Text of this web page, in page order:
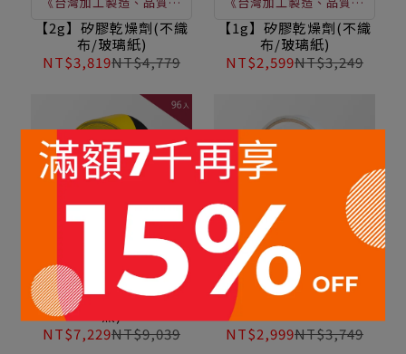
定》如須購買，請直接洽
詢客服
【2g】矽膠乾燥劑(不織
布/玻璃紙)
NT$3,819NT$4,779
定》防潮及吸濕效果，避
免多餘的水分造成不良品
發生 / 保護產品延長使用
吸收食品中濕氣 / 延長食
品保存期限
【1g】矽膠乾燥劑(不織
布/玻璃紙)
NT$2,599NT$3,249
地板警示、地面標誌、危
險警示/包裝封箱/工作場
所區分、地面及走道標示/
防撞警示
PVC警示(斑馬)膠帶(黃
NT$7,229NT$9,039
黏性適中、好拉、黏性
佳，雙向黏貼紙張及一般
材質接合/電子零件之固
定、固定、封口、裝飾佈
雙面膠帶
NT$2,999NT$3,749